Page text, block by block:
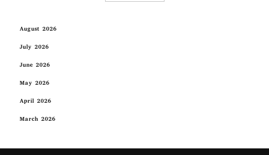
August 2026
July 2026
June 2026
May 2026
April 2026
March 2026